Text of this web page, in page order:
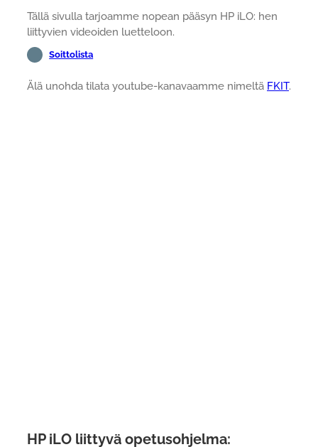
Tällä sivulla tarjoamme nopean pääsyn HP iLO: hen
liittyvien videoiden luetteloon.
Soittolista
Älä unohda tilata youtube-kanavaamme nimeltä FKIT.
HP iLO liittyvä opetusohjelma: